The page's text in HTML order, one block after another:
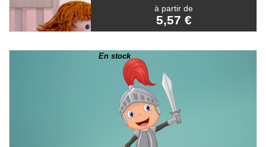
à partir de
5,57 €
En stock